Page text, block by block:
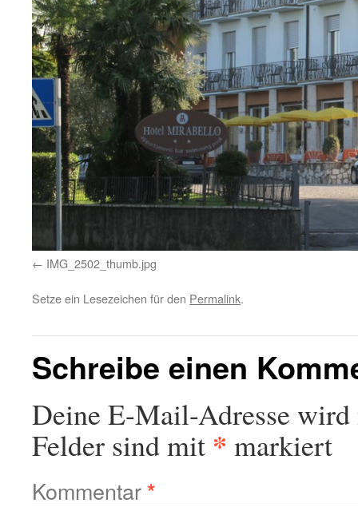
IMG_2502_thumb.jpg
Setze ein Lesezeichen für den Permalink.
Schreibe einen
Deine E-Mail-Adresse
Felder sind mit * markiert
Kommentar*